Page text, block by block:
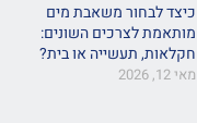
כיצד לבחור משאבת מים
מותאמת לצרכים השונים:
חקלאות, תעשייה או בית?
מאי 12, 2026